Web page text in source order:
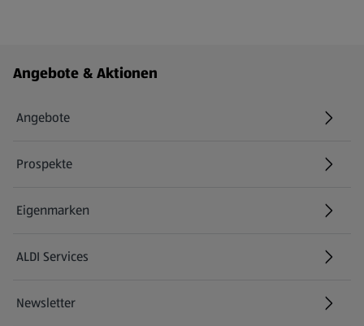
Fußzeilenmenü - weitere Links
Angebote & Aktionen
Angebote
Prospekte
Eigenmarken
ALDI Services
Newsletter